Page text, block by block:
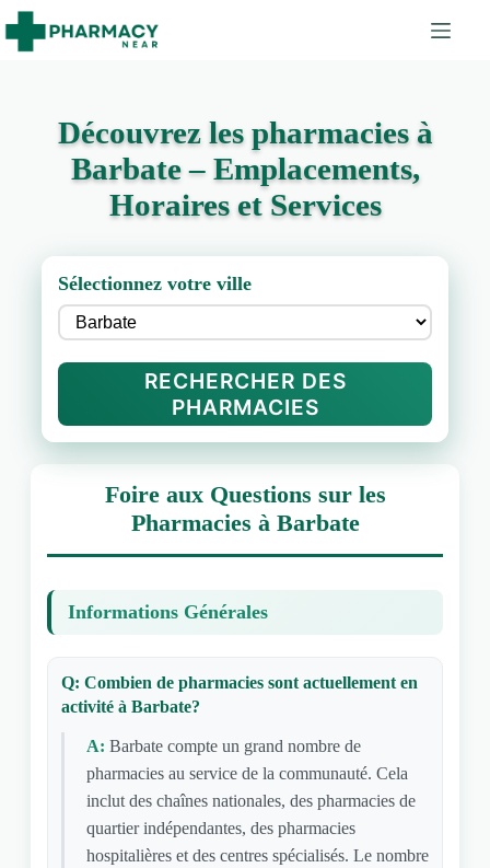
Découvrez les pharmacies à
Barbate – Emplacements,
Horaires et Services
Sélectionnez votre ville
RECHERCHER DES
PHARMACIES
Foire aux Questions sur les
Pharmacies à Barbate
Informations Générales
Q: Combien de pharmacies sont actuellement en
activité à Barbate?
A: Barbate compte un grand nombre de
pharmacies au service de la communauté. Cela
inclut des chaînes nationales, des pharmacies de
quartier indépendantes, des pharmacies
hospitalières et des centres spécialisés. Le nombre